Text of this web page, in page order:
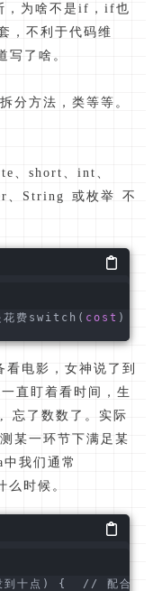
，为啥不是if，if也
，不利于代码维
写了啥。
分方法，类等等。
、short、int、
、String 或枚举 不
花费switch( cost ) {
电影，女神说了到
直盯着看时间，生
忘了数数了。实际
某一环节下满足某
我们通常
时候。
到十点) {  // 配合